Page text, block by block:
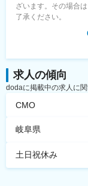
ざいます。その場合
了承ください。
求人の傾向
dodaに掲載中の求人に
CMO
岐阜県
土日祝休み